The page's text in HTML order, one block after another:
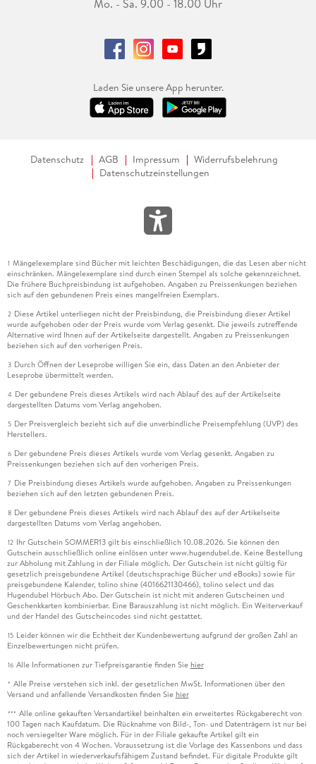
Mo. - Sa. 9.00 - 18.00 Uhr
Laden Sie unsere App herunter.
Datenschutz AGB Impressum
Widerrufsbelehrung
Datenschutzeinstellungen
1 Mängelexemplare sind Bücher mit leichten Beschädigungen, die das Lesen aber nicht
einschränken. Mängelexemplare sind durch einen Stempel als solche gekennzeichnet.
Die frühere Buchpreisbindung ist aufgehoben. Angaben zu Preissenkungen beziehen
sich auf den gebundenen Preis eines mangelfreien Exemplars.
2 Diese Artikel unterliegen nicht der Preisbindung, die Preisbindung dieser Artikel
wurde aufgehoben oder der Preis wurde vom Verlag gesenkt. Die jeweils zutreffende
Alternative wird Ihnen auf der Artikelseite dargestellt. Angaben zu Preissenkungen
beziehen sich auf den vorherigen Preis.
3 Durch Öffnen der Leseprobe willigen Sie ein, dass Daten an den Anbieter der
Leseprobe übermittelt werden.
4 Der gebundene Preis dieses Artikels wird nach Ablauf des auf der Artikelseite
dargestellten Datums vom Verlag angehoben.
5 Der Preisvergleich bezieht sich auf die unverbindliche Preisempfehlung (UVP) des
Herstellers.
6 Der gebundene Preis dieses Artikels wurde vom Verlag gesenkt. Angaben zu
Preissenkungen beziehen sich auf den vorherigen Preis.
7 Die Preisbindung dieses Artikels wurde aufgehoben. Angaben zu Preissenkungen
beziehen sich auf den letzten gebundenen Preis.
8 Der gebundene Preis dieses Artikels wird nach Ablauf des auf der Artikelseite
dargestellten Datums vom Verlag angehoben.
12 Ihr Gutschein SOMMER13 gilt bis einschließlich 10.08.2026. Sie können den
Gutschein ausschließlich online einlösen unter www.hugendubel.de. Keine Bestellung
zur Abholung mit Zahlung in der Filiale möglich. Der Gutschein ist nicht gültig für
gesetzlich preisgebundene Artikel (deutschsprachige Bücher und eBooks) sowie für
preisgebundene Kalender, tolino shine (4016621130466), tolino select und das
Hugendubel Hörbuch Abo. Der Gutschein ist nicht mit anderen Gutscheinen und
Geschenkkarten kombinierbar. Eine Barauszahlung ist nicht möglich. Ein Weiterverkauf
und der Handel des Gutscheincodes sind nicht gestattet.
15 Leider können wir die Echtheit der Kundenbewertung aufgrund der großen Zahl an
Einzelbewertungen nicht prüfen.
16 Alle Informationen zur Tiefpreisgarantie finden Sie hier
* Alle Preise verstehen sich inkl. der gesetzlichen MwSt. Informationen über den
Versand und anfallende Versandkosten finden Sie hier
*** Alle online gekauften Versandartikel beinhalten ein erweitertes Rückgaberecht von
100 Tagen nach Kaufdatum. Die Rücknahme von Bild-, Ton- und Datenträgern ist nur bei
noch versiegelter Ware möglich. Für in der Filiale gekaufte Artikel gilt ein
Rückgaberecht von 4 Wochen. Voraussetzung ist die Vorlage des Kassenbons und dass
sich der Artikel in wiederverkaufsfähigem Zustand befindet. Für digitale Produkte gilt